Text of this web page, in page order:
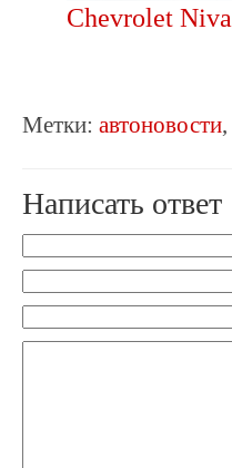
Chevrolet Niva
Метки: автоновости,
Написать ответ